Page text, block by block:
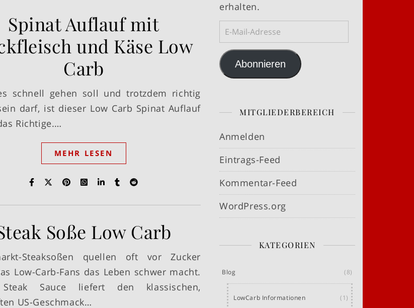
Spinat Auflauf mit
und Käse Low
Carb
schnell gehen soll und trotzdem richtig
darf, ist dieser Low Carb Spinat Auflauf
Richtige.…
MEHR LESEN
Soße Low Carb
Steaksoßen quellen oft vor Zucker
Low-Carb-Fans das Leben schwer macht.
Sauce liefert den klassischen,
US-Geschmack…
erhalten.
E-Mail-Adresse
Abonnieren
MITGLIEDERBEREICH
Anmelden
Eintrags-Feed
Kommentar-Feed
WordPress.org
KATEGORIEN
Blog (8)
LowCarb Informationen (1)